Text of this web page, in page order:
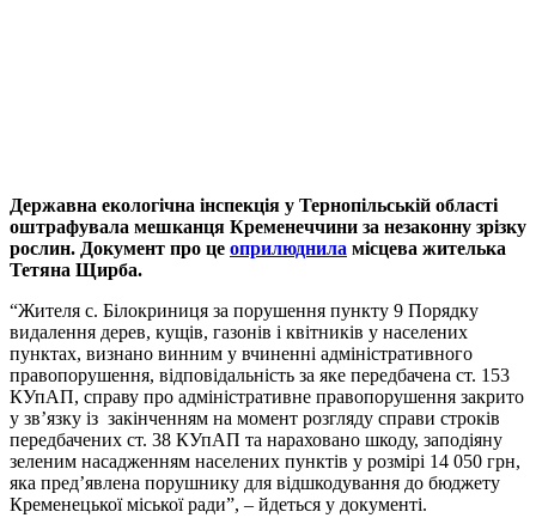
Державна екологічна інспекція у Тернопільській області
оштрафувала мешканця Кременеччини за незаконну зрізку
рослин. Документ про це оприлюднила місцева жителька
Тетяна Щирба.
“Жителя с. Білокриниця за порушення пункту 9 Порядку
видалення дерев, кущів, газонів і квітників у населених
пунктах, визнано винним у вчиненні адміністративного
правопорушення, відповідальність за яке передбачена ст. 153
КУпАП, справу про адміністративне правопорушення закрито
у зв’язку із закінченням на момент розгляду справи строків
передбачених ст. 38 КУпАП та нараховано шкоду, заподіяну
зеленим насадженням населених пунктів у розмірі 14 050 грн,
яка пред’явлена порушнику для відшкодування до бюджету
Кременецької міської ради”, – йдеться у документі.